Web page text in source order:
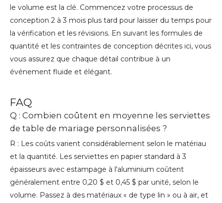
le volume est la clé. Commencez votre processus de
conception 2 à 3 mois plus tard pour laisser du temps pour
la vérification et les révisions. En suivant les formules de
quantité et les contraintes de conception décrites ici, vous
vous assurez que chaque détail contribue à un
événement fluide et élégant.
FAQ
Q : Combien coûtent en moyenne les serviettes
de table de mariage personnalisées ?
R : Les coûts varient considérablement selon le matériau
et la quantité. Les serviettes en papier standard à 3
épaisseurs avec estampage à l'aluminium coûtent
généralement entre 0,20 $ et 0,45 $ par unité, selon le
volume. Passez à des matériaux « de type lin » ou à air, et